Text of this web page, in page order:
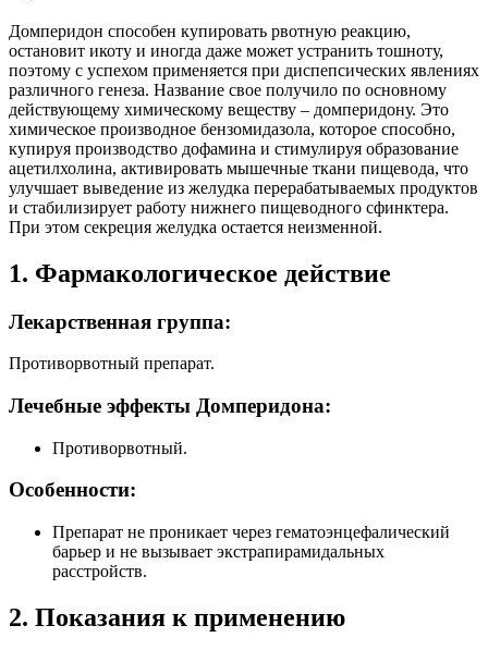
Домперидон способен купировать рвотную реакцию,
остановит икоту и иногда даже может устранить тошноту,
поэтому с успехом применяется при диспепсических явлениях
различного генеза. Название свое получило по основному
действующему химическому веществу – домперидону. Это
химическое производное бензомидазола, которое способно,
купируя производство дофамина и стимулируя образование
ацетилхолина, активировать мышечные ткани пищевода, что
улучшает выведение из желудка перерабатываемых продуктов
и стабилизирует работу нижнего пищеводного сфинктера.
При этом секреция желудка остается неизменной.
1. Фармакологическое действие
Лекарственная группа:
Противорвотный препарат.
Лечебные эффекты Домперидона:
Противорвотный.
Особенности:
Препарат не проникает через гематоэнцефалический
барьер и не вызывает экстрапирамидальных
расстройств.
2. Показания к применению